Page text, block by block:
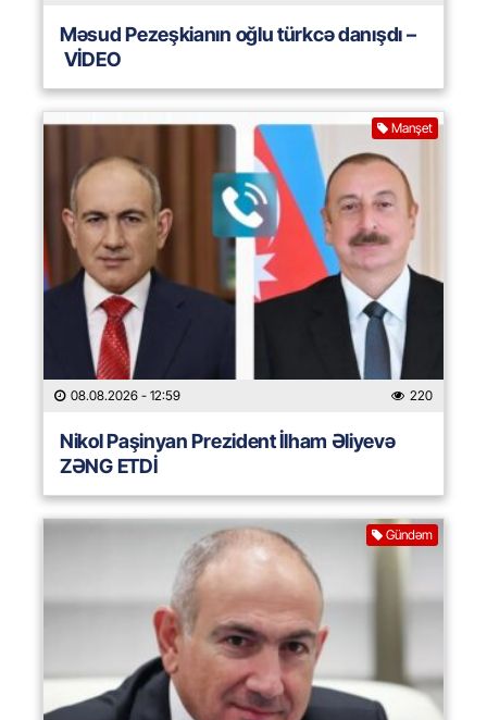
Məsud Pezeşkianın oğlu türkcə danışdı –
VİDEO
Manşet
08.08.2026 - 12:59 220
Nikol Paşinyan Prezident İlham Əliyevə
ZƏNG ETDİ
Gündəm